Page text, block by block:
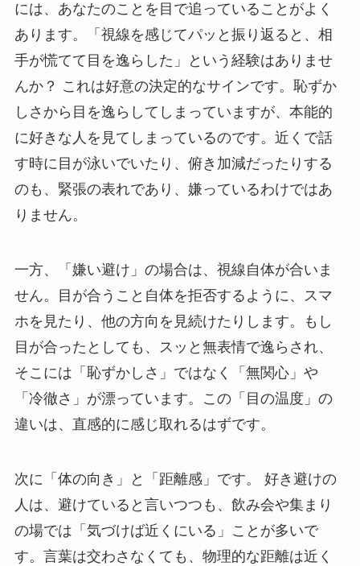
には、あなたのことを目で追っていることがよく
あります。「視線を感じてパッと振り返ると、相
手が慌てて目を逸らした」という経験はありませ
んか？ これは好意の決定的なサインです。恥ずか
しさから目を逸らしてしまっていますが、本能的
に好きな人を見てしまっているのです。近くで話
す時に目が泳いでいたり、俯き加減だったりする
のも、緊張の表れであり、嫌っているわけではあ
りません。
一方、「嫌い避け」の場合は、視線自体が合いま
せん。目が合うこと自体を拒否するように、スマ
ホを見たり、他の方向を見続けたりします。もし
目が合ったとしても、スッと無表情で逸らされ、
そこには「恥ずかしさ」ではなく「無関心」や
「冷徹さ」が漂っています。この「目の温度」の
違いは、直感的に感じ取れるはずです。
次に「体の向き」と「距離感」です。 好き避けの
人は、避けていると言いつつも、飲み会や集まり
の場では「気づけば近くにいる」ことが多いで
す。言葉は交わさなくても、物理的な距離は近く